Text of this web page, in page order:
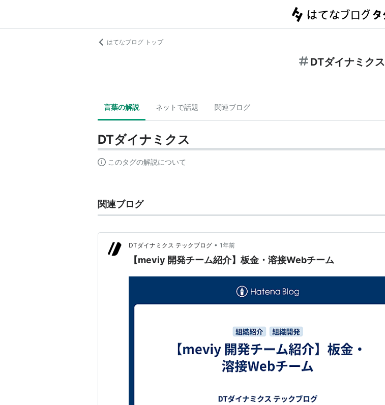
はてなブログ トップ
DTダイナミクス
言葉の解説 ネットで話題 関連ブログ
DTダイナミクス
このタグの解説について
関連ブログ
DTダイナミクス テックブログ • 1年前
【meviy 開発チーム紹介】板金・溶接Webチーム